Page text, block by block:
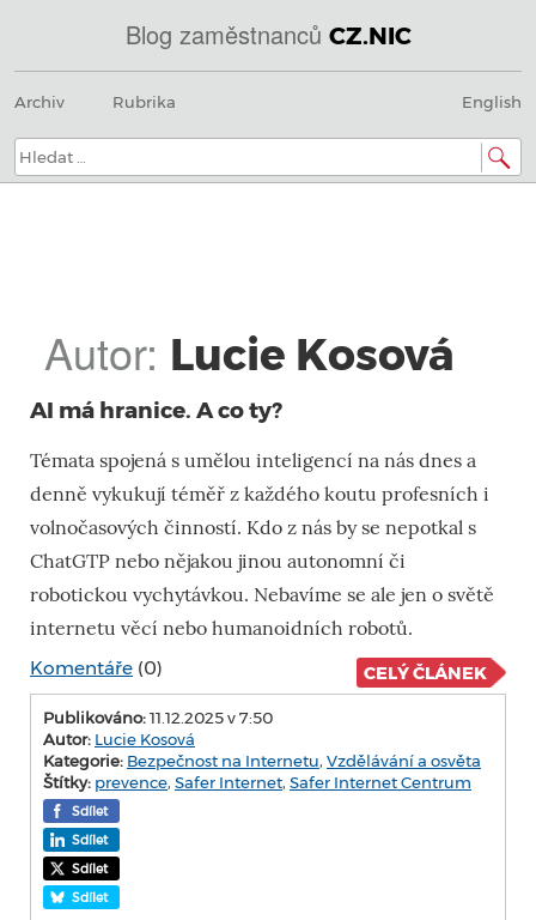
Blog zaměstnanců CZ.NIC
@
IN
SOA
nic.cz.
Menu
na
Archiv Rubrika English
Hledat:
Autor: Lucie Kosová
AI má hranice. A co ty?
Témata spojená s umělou inteligencí na nás dnes a
denně vykukují téměř z každého koutu profesních i
volnočasových činností. Kdo z nás by se nepotkal s
ChatGTP nebo nějakou jinou autonomní či
robotickou vychytávkou. Nebavíme se ale jen o světě
internetu věcí nebo humanoidních robotů.
Komentáře (0) CELÝ ČLÁNEK
Publikováno:11.12.2025 v 7:50
Autor: Lucie Kosová
Kategorie: Bezpečnost na Internetu, Vzdělávání a osvěta
Štítky: prevence, Safer Internet, Safer Internet Centrum
Sdílet
Sdílet
Sdílet
Sdílet